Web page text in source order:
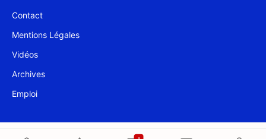
Contact
Mentions Légales
Vidéos
Archives
Emploi